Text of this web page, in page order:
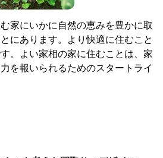
家にいかに自然の恵みを豊かに取
にあります。より快適に住むこと
。よい家相の家に住むことは、家
を報いられるためのスタートライ